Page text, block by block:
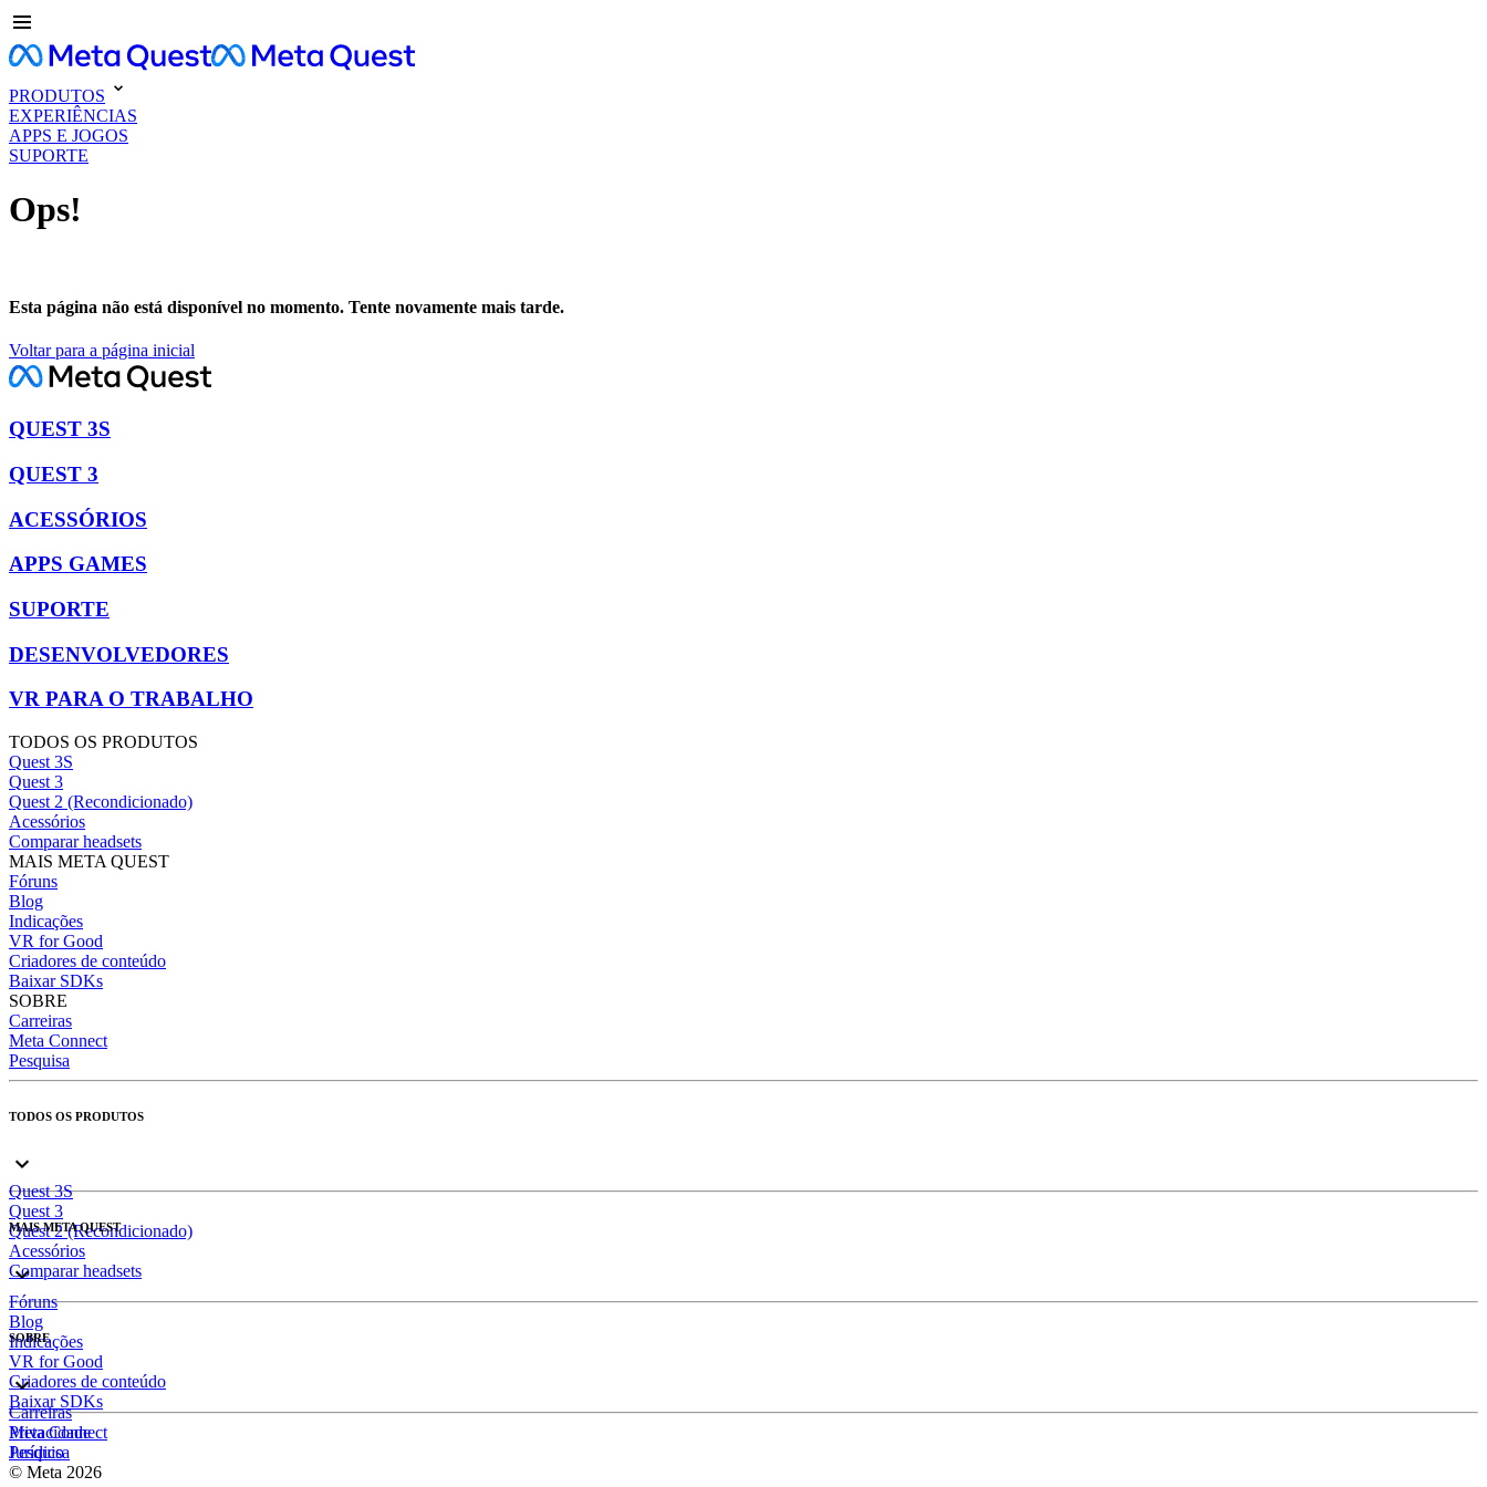
PRODUTOS
EXPERIÊNCIAS
APPS E JOGOS
SUPORTE
Ops!
Esta página não está disponível no momento. Tente novamente mais tarde.
Voltar para a página inicial
QUEST 3S
QUEST 3
ACESSÓRIOS
APPS GAMES
SUPORTE
DESENVOLVEDORES
VR PARA O TRABALHO
TODOS OS PRODUTOS
Quest 3S
Quest 3
Quest 2 (Recondicionado)
Acessórios
Comparar headsets
MAIS META QUEST
Fóruns
Blog
Indicações
VR for Good
Criadores de conteúdo
Baixar SDKs
SOBRE
Carreiras
Meta Connect
Pesquisa
TODOS OS PRODUTOS
Quest 3S
Quest 3
Quest 2 (Recondicionado)
Acessórios
Comparar headsets
MAIS META QUEST
Fóruns
Blog
Indicações
VR for Good
Criadores de conteúdo
Baixar SDKs
SOBRE
Carreiras
Meta Connect
Pesquisa
Privacidade
Jurídico
© Meta 2026